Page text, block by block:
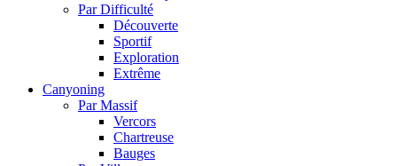
Par Difficulté
Découverte
Sportif
Exploration
Extrême
Canyoning
Par Massif
Vercors
Chartreuse
Bauges